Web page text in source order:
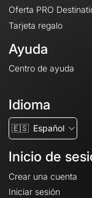
Oferta PRO
Tarjeta regalo
Ayuda
Centro de ayuda
Idioma
🇪🇸 Español
Inicio de
Crear una cuenta
Iniciar sesión